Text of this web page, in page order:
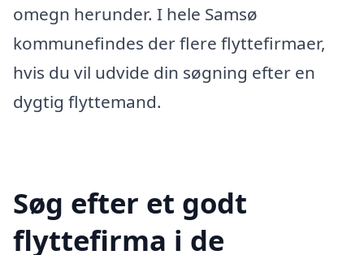
omegn herunder. I hele Samsø
kommunefindes der flere flyttefirmaer,
hvis du vil udvide din søgning efter en
dygtig flyttemand.
Søg efter et godt
flyttefirma i de